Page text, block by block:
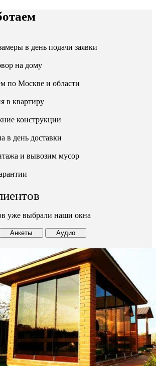
в день подачи заявки
на дому
по Москве и области
в квартиру
конструкции
в день доставки
и вывозим мусор
уже выбрали наши окна
Анкеты Аудио